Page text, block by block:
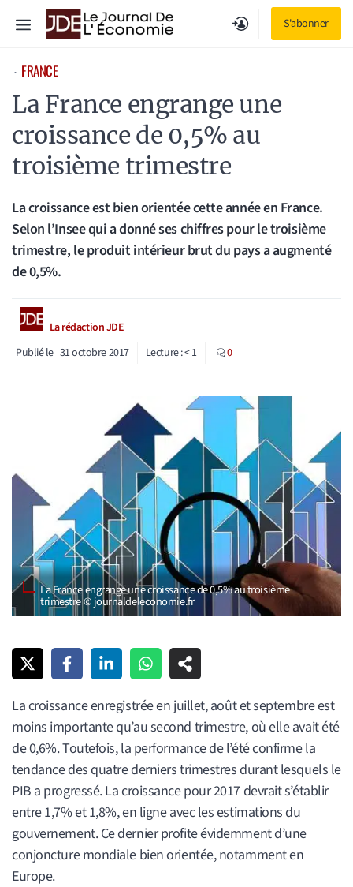
S'abonner
Menu
⋅ FRANCE
La France engrange une
croissance de 0,5% au
troisième trimestre
La croissance est bien orientée cette année en France.
Selon l’Insee qui a donné ses chiffres pour le troisième
trimestre, le produit intérieur brut du pays a augmenté
de 0,5%.
La rédaction JDE
Publié le 31 octobre 2017 Lecture :< 1 0
La France engrange une croissance de 0,5% au troisième
trimestre © journaldeleconomie.fr
La croissance enregistrée en juillet, août et septembre est
moins importante qu’au second trimestre, où elle avait été
de 0,6%. Toutefois, la performance de l’été confirme la
tendance des quatre derniers trimestres durant lesquels le
PIB a progressé. La croissance pour 2017 devrait s’établir
entre 1,7% et 1,8%, en ligne avec les estimations du
gouvernement. Ce dernier profite évidemment d’une
conjoncture mondiale bien orientée, notamment en
Europe.